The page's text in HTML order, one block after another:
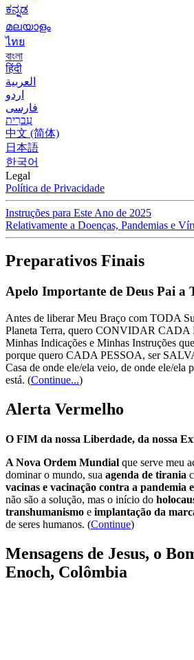
ಕನ್ನಡ
മലയാളം
ไทย
বাংলা
हिंदी
العربية
اردو
فارسی
עִברִית
中文 (简体)
日本語
한국어
Legal
Política de Privacidade
Instruções para Este Ano de 2025
Relativamente a Doenças, Pandemias e
Preparativos Finais
Apelo Importante de Deus Pai a
Antes de liberar Meu Braço com TODA
Planeta Terra, quero CONVIDAR CADA
Minhas Indicações e Minhas Instruções
porque quero CADA PESSOA, ser
Casa de onde ele/ela veio, de onde ele/ela
está. (Continue...)
Alerta Vermelho
O FIM da nossa Liberdade, da nossa
A Nova Ordem Mundial que serve meu
dominar o mundo, sua agenda de tirania
vacinas e vacinação contra a pandemia
não são a solução, mas o início do
transhumanismo e implantação da
de seres humanos. (Continue)
Mensagens de Jesus, o
Enoch, Colômbia